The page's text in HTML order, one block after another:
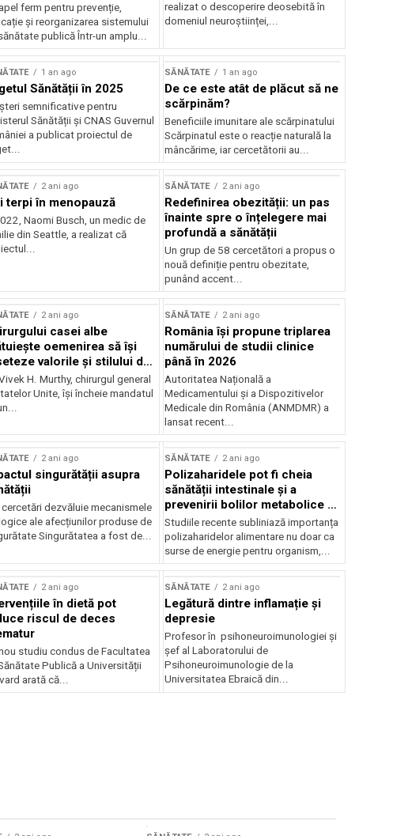
ferm pentru prevenție,
și reorganizarea sistemului
publică Într-un amplu...
realizat o descoperire deosebită în
domeniul neuroștiinței,...
1 an ago
Sănătății în 2025
semnificative pentru
Sănătății și CNAS Guvernul
a publicat proiectul de
SĂNĂTATE 1 an ago
De ce este atât de plăcut să ne
scărpinăm?
Beneficiile imunitare ale scărpinatului
Scărpinatul este o reacție naturală la
mâncărime, iar cercetătorii au...
2 ani ago
terpi în menopauză
Naomi Busch, un medic de
din Seattle, a realizat că
SĂNĂTATE 2 ani ago
Redefinirea obezității: un pas
înainte spre o înțelegere mai
profundă a sănătății
Un grup de 58 cercetători a propus o
nouă definiție pentru obezitate,
punând accent...
2 ani ago
casei albe
oemenirea să își
valorile și stilului de
H. Murthy, chirurgul general
Unite, își încheie mandatul
SĂNĂTATE 2 ani ago
România își propune triplarea
numărului de studii clinice
până în 2026
Autoritatea Națională a
Medicamentului și a Dispozitivelor
Medicale din România (ANMDMR) a
lansat recent...
2 ani ago
singurătății asupra
dezvăluie mecanismele
ale afecțiunilor produse de
Singurătatea a fost de...
SĂNĂTATE 2 ani ago
Polizaharidele pot fi cheia
sănătății intestinale și a
prevenirii bolilor metabolice și
inflamatorii
Studiile recente subliniază importanța
polizaharidelor alimentare nu doar ca
surse de energie pentru organism,...
2 ani ago
în dietă pot
riscul de deces
studiu condus de Facultatea
Publică a Universității
arată că...
SĂNĂTATE 2 ani ago
Legătură dintre inflamație și
depresie
Profesor în psihoneuroimunologiei și
șef al Laboratorului de
Psihoneuroimunologie de la
Universitatea Ebraică din...